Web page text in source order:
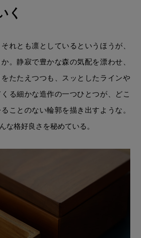
く
れとも凛としているというほうが、
。静寂で豊かな森の気配を漂わせ、
たたえつつも、スッとしたラインや
る細かな造作の一つひとつが、どこ
ことのない輪郭を描き出すような。
な格好良さを秘めている。